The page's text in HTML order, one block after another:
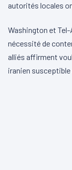
autorités locales
Washington et
nécessité de
alliés affirment
iranien